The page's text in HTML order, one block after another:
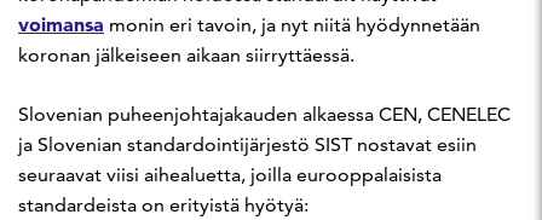
voimansa monin eri tavoin, ja nyt niitä hyödynnetään
koronan jälkeiseen aikaan siirryttäessä.
Slovenian puheenjohtajakauden alkaessa CEN, CENELEC
ja Slovenian standardointijärjestö SIST nostavat esiin
seuraavat viisi aihealuetta, joilla eurooppalaisista
standardeista on erityistä hyötyä: